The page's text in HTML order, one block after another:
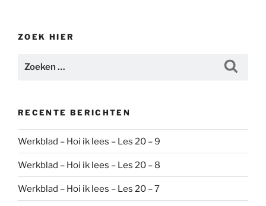
ZOEK HIER
RECENTE BERICHTEN
Werkblad – Hoi ik lees – Les 20 – 9
Werkblad – Hoi ik lees – Les 20 – 8
Werkblad – Hoi ik lees – Les 20 – 7